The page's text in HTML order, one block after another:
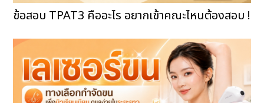
ข้อสอบ TPAT3 คืออะไร อยากเข้าคณะไหนต้องสอบ !